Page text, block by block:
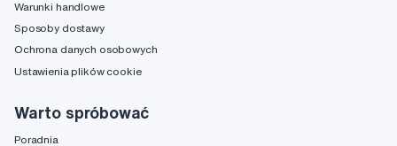
Warunki handlowe
Sposoby dostawy
Ochrona danych osobowych
Ustawienia plików cookie
Warto spróbować
Poradnia